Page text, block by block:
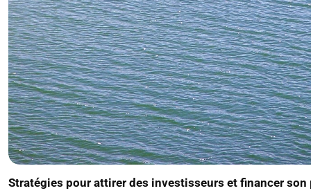
Stratégies pour attirer des investisseurs et financer son